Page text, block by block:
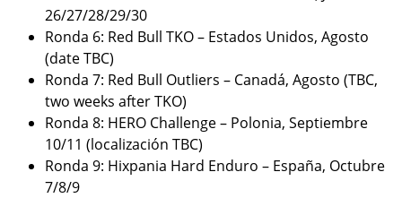
26/27/28/29/30
Ronda 6: Red Bull TKO – Estados Unidos, Agosto
(date TBC)
Ronda 7: Red Bull Outliers – Canadá, Agosto (TBC,
two weeks after TKO)
Ronda 8: HERO Challenge – Polonia, Septiembre
10/11 (localización TBC)
Ronda 9: Hixpania Hard Enduro – España, Octubre
7/8/9